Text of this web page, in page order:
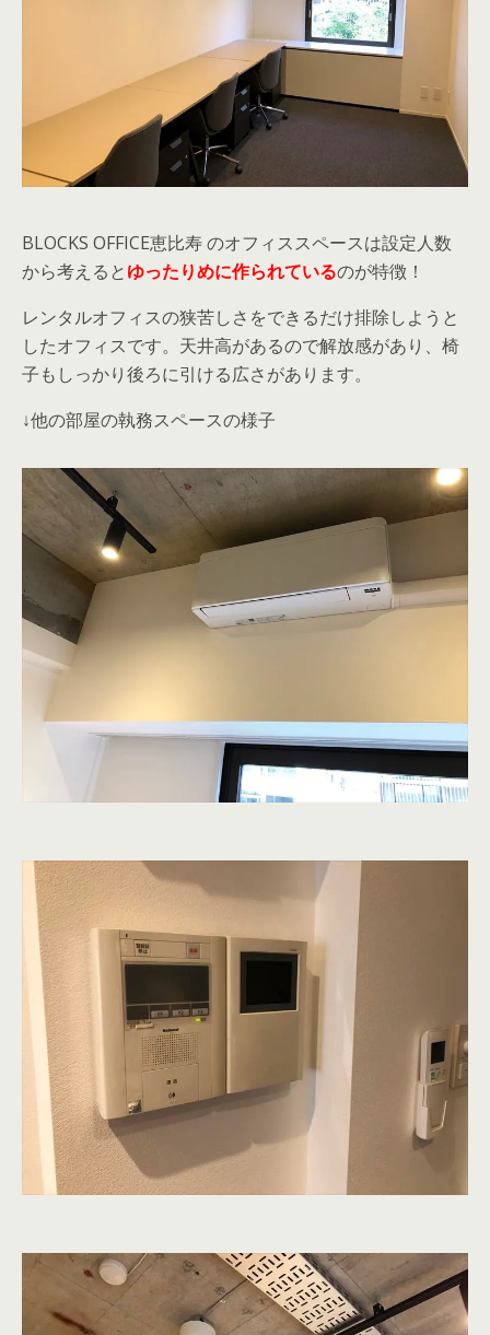
BLOCKS OFFICE恵比寿 のオフィススペースは設定人数
から考えるとゆったりめに作られているのが特徴！
レンタルオフィスの狭苦しさをできるだけ排除しようと
したオフィスです。天井高があるので解放感があり、椅
子もしっかり後ろに引ける広さがあります。
↓他の部屋の執務スペースの様子